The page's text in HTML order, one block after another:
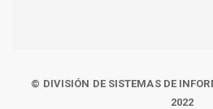
© DIVISIÓN DE SISTEMAS DE
2022